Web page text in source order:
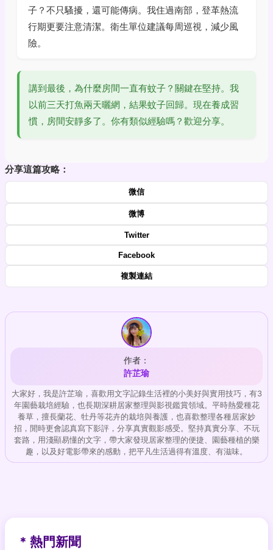
子？不只騷擾，還可能傳病。我住過南部，登革熱流
行期更要注意清潔。衛生單位建議每周巡視，減少風
險。
講到最後，為什麼房間一直有蚊子？關鍵在堅持。我
以前三天打魚兩天曬網，結果蚊子回歸。現在養成習
慣，房間安靜多了。你有類似經驗嗎？歡迎分享。
分享這篇攻略：
微信
微博
Twitter
Facebook
複製連結
作者：
許芷瑜
大家好，我是許芷瑜，喜歡用文字記錄生活裡的小美好與實用技巧，有3
年園藝栽培經驗，也長期深耕居家整理與影視鑑賞領域。平時熱愛種花
養草，擅長蘭花、牡丹等花卉的栽培與養護，也喜歡整理各種居家妙
招，閒時更會認真寫下影評，分享真實觀影感受。堅持真實分享、不玩
套路，用淺顯易懂的文字，帶大家發現居家整理的便捷、園藝種植的樂
趣，以及好電影帶來的感動，把平凡生活過得有溫度、有滋味。
* 熱門新聞